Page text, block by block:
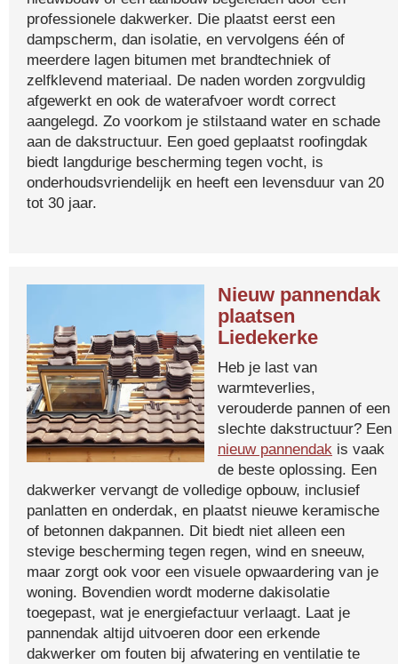
professionele dakwerker. Die plaatst eerst een
dampscherm, dan isolatie, en vervolgens één of
meerdere lagen bitumen met brandtechniek of
zelfklevend materiaal. De naden worden zorgvuldig
afgewerkt en ook de waterafvoer wordt correct
aangelegd. Zo voorkom je stilstaand water en schade
aan de dakstructuur. Een goed geplaatst roofingdak
biedt langdurige bescherming tegen vocht, is
onderhoudsvriendelijk en heeft een levensduur van 20
tot 30 jaar.
Nieuw pannendak
plaatsen
Liedekerke
Heb je last van
warmteverlies,
verouderde pannen of een
slechte dakstructuur? Een
nieuw pannendak is vaak
de beste oplossing. Een
dakwerker vervangt de volledige opbouw, inclusief
panlatten en onderdak, en plaatst nieuwe keramische
of betonnen dakpannen. Dit biedt niet alleen een
stevige bescherming tegen regen, wind en sneeuw,
maar zorgt ook voor een visuele opwaardering van je
woning. Bovendien wordt moderne dakisolatie
toegepast, wat je energiefactuur verlaagt. Laat je
pannendak altijd uitvoeren door een erkende
dakwerker om fouten bij afwatering en ventilatie te